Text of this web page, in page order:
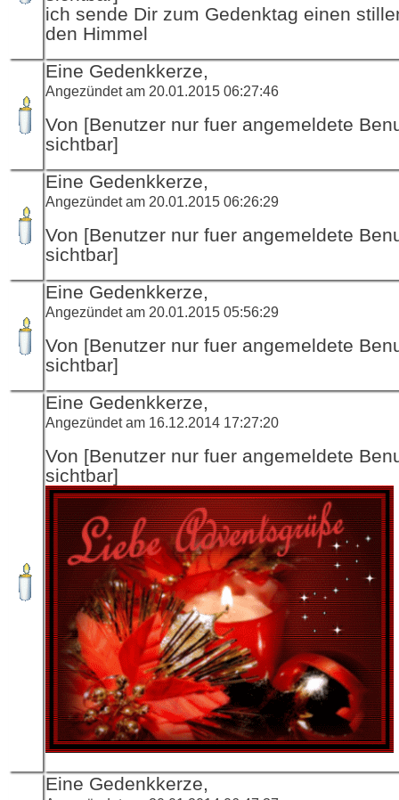
ich sende Dir zum Gedenktag einen
den Himmel
Eine Gedenkkerze,
Angezündet am 20.01.2015 06:27:46
Von [Benutzer nur fuer angemeldete
sichtbar]
Eine Gedenkkerze,
Angezündet am 20.01.2015 06:26:29
Von [Benutzer nur fuer angemeldete
sichtbar]
Eine Gedenkkerze,
Angezündet am 20.01.2015 05:56:29
Von [Benutzer nur fuer angemeldete
sichtbar]
Eine Gedenkkerze,
Angezündet am 16.12.2014 17:27:20
Von [Benutzer nur fuer angemeldete
sichtbar]
Eine Gedenkkerze,